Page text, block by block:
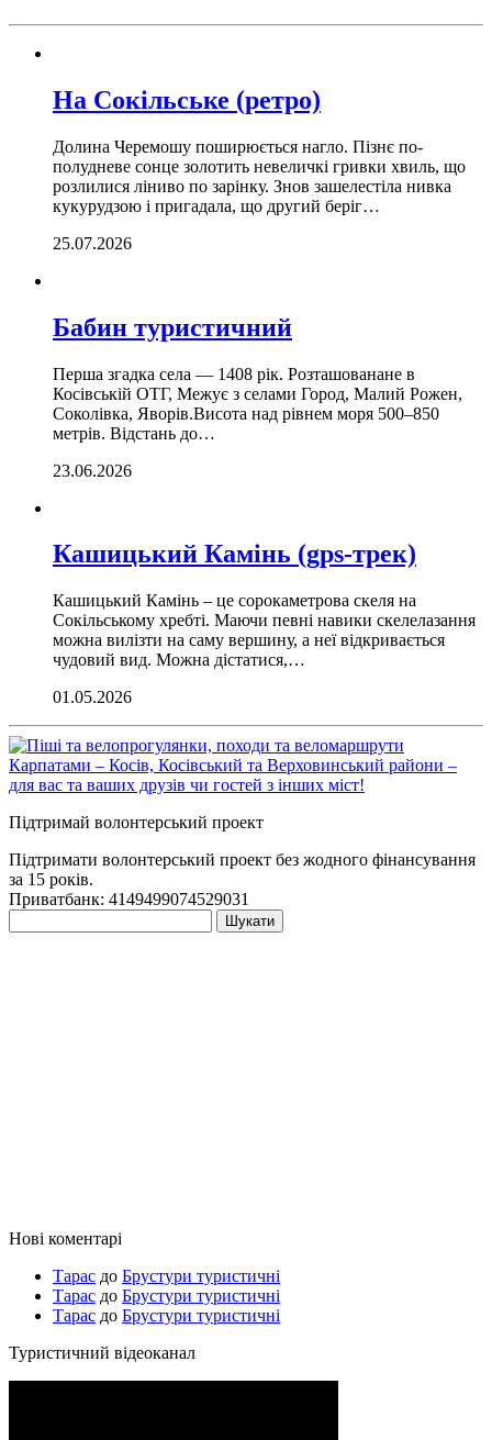
На Сокільське (ретро)
Долина Черемошу поширюється нагло. Пізнє по­
полудневе сонце золотить невеличкі гривки хвиль, що
розлилися ліниво по зарінку. Знов зашелестіла нивка
кукурудзою і пригадала, що другий беріг…
25.07.2026
Бабин туристичний
Перша згадка села — 1408 рік. Розташованане в
Косівській ОТГ, Межує з селами Город, Малий Рожен,
Соколівка, Яворів.Висота над рівнем моря 500–850
метрів. Відстань до…
23.06.2026
Кашицький Камінь (gps-трек)
Кашицький Камінь – це сорокаметрова скеля на
Сокільському хребті. Маючи певні навики скелелазання
можна вилізти на саму вершину, а неї відкривається
чудовий вид. Можна дістатися,…
01.05.2026
Підтримай волонтерський проект
Підтримати волонтерський проект без жодного фінансування
за 15 років.
Приватбанк: 4149499074529031
Нові коментарі
Тарас до Брустури туристичні
Тарас до Брустури туристичні
Тарас до Брустури туристичні
Туристичний відеоканал